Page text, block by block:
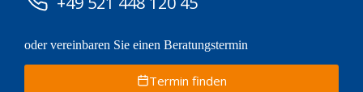
oder vereinbaren Sie einen Beratungstermin
Termin finden